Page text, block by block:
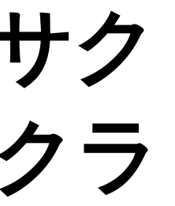
ク
ラ